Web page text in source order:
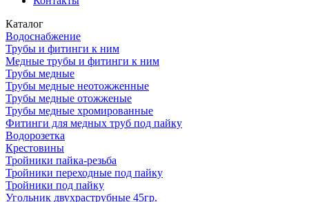
Каталог
Водоснабжение
Трубы и фитинги к ним
Медные трубы и фитинги к ним
Трубы медные
Трубы медные неотожженные
Трубы медные отожженые
Трубы медные хромированные
Фитинги для медных труб под пайку
Водорозетка
Крестовины
Тройники пайка-резьба
Тройники переходные под пайку
Тройники под пайку
Угольник двухраструбные 45гр.